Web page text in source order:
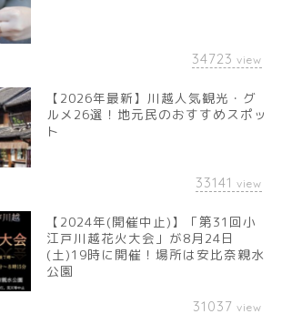
34723 view
【2026年最新】川越人気観光・グ
ルメ26選！地元民のおすすめスポッ
ト
33141 view
【2024年(開催中止)】「第31回小
江戸川越花火大会」が8月24日
(土)19時に開催！場所は安比奈親水
公園
31037 view